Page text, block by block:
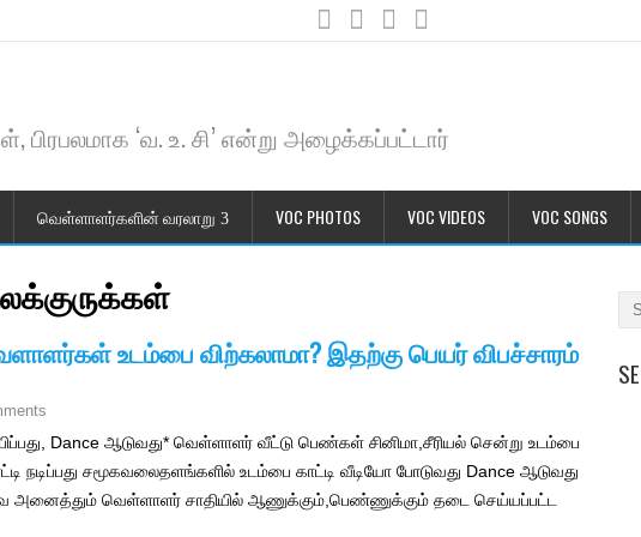
‘வ. உ. சி’ என்று அழைக்கப்பட்டார்
வெள்ளாளர்களின் வரலாறு VOC PHOTOS VOC VIDEOS VOC SONGS
உடம்பை விற்கலாமா? இதற்கு பெயர் விபச்சாரம்
Dance ஆடுவது* வெள்ளாளர் வீட்டு பெண்கள் சினிமா,சீரியல் சென்று உடம்பை
நடிப்பது சமூகவலைதளங்களில் உடம்பை காட்டி வீடியோ போடுவது Dance ஆடுவது
அனைத்தும் வெள்ளாளர் சாதியில் ஆணுக்கும்,பெண்ணுக்கும் தடை செய்யப்பட்ட